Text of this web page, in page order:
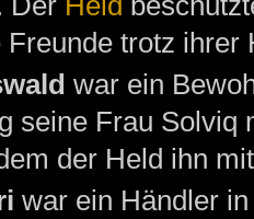
Freunde trotz ihrer
war ein
seine Frau Solviq
der Held ihn
war ein Händler in